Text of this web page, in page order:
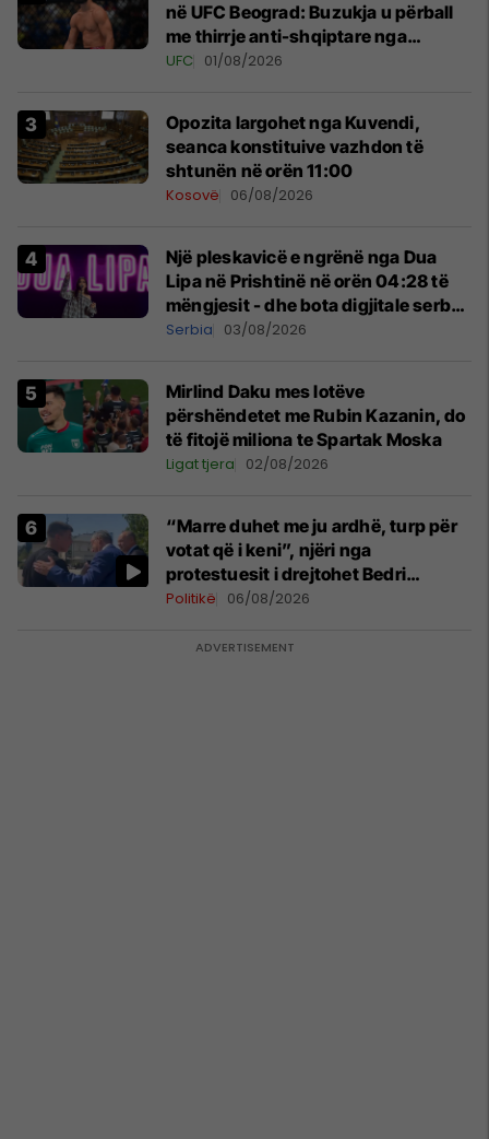
në UFC Beograd: Buzukja u përball
me thirrje anti-shqiptare nga
tribunat
UFC 01/08/2026
Opozita largohet nga Kuvendi,
seanca konstituive vazhdon të
shtunën në orën 11:00
Kosovë 06/08/2026
Një pleskavicë e ngrënë nga Dua
Lipa në Prishtinë në orën 04:28 të
mëngjesit - dhe bota digjitale serbe
shpall gjendjen e luftës
Serbia 03/08/2026
Mirlind Daku mes lotëve
përshëndetet me Rubin Kazanin, do
të fitojë miliona te Spartak Moska
Ligat tjera 02/08/2026
“Marre duhet me ju ardhë, turp për
votat që i keni”, njëri nga
protestuesit i drejtohet Bedri
Hamzës
Politikë 06/08/2026